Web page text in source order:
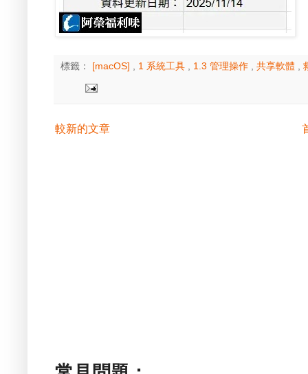
標籤： [macOS] 1 系統工具 1.3 管理操作 共享軟體
較新的文章